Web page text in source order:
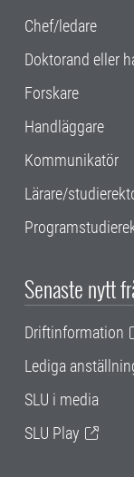
Chef/ledare
Doktorand eller
Forskare
Handläggare
Kommunikatör
Lärare/
Senaste nytt
Driftinformation
Lediga
SLU i media
SLU Play